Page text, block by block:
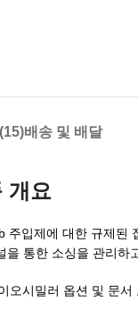
배송 및 배달
개요
입제에 대한 규제된
통한 소싱을 관리하
오시밀러 옵션 및 문